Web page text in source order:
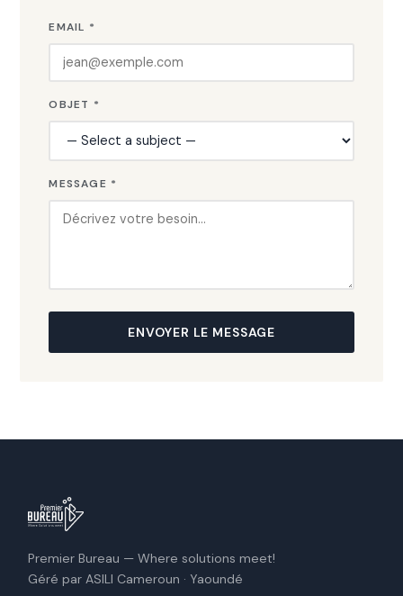
EMAIL *
OBJET *
MESSAGE *
ENVOYER LE MESSAGE
Premier Bureau — Where solutions meet!
Géré par ASILI Cameroun · Yaoundé